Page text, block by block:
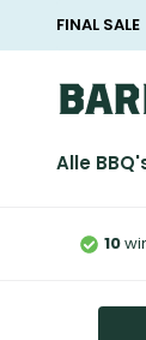
FINAL SALE
Alle
10